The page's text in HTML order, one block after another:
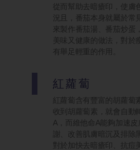
從而幫助去暗瘡印，使膚
況且，番茄本身就屬於常
來製作番茄湯、番茄炒蛋
美味又健康的做法，對於
有舉足輕重的作用。
紅蘿蔔
紅蘿蔔含有豐富的胡蘿蔔
收到胡蘿蔔素，就會自動
A，而維他命A能夠加速皮
謝、改善肌膚暗沉及排除
對於加快去暗瘡印、抗痘